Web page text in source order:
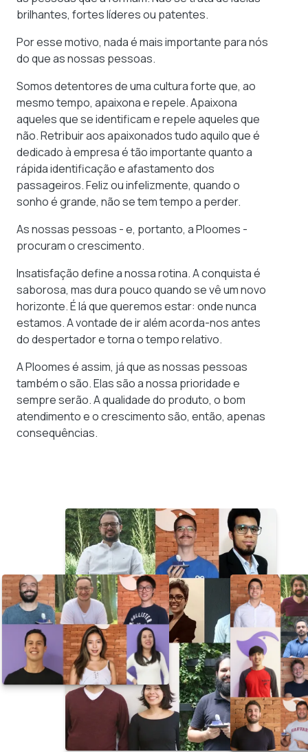
brilhantes, fortes líderes ou patentes.
Por esse motivo, nada é mais importante para nós
do que as nossas pessoas.
Somos detentores de uma cultura forte que, ao
mesmo tempo, apaixona e repele. Apaixona
aqueles que se identificam e repele aqueles que
não. Retribuir aos apaixonados tudo aquilo que é
dedicado à empresa é tão importante quanto a
rápida identificação e afastamento dos
passageiros. Feliz ou infelizmente, quando o
sonho é grande, não se tem tempo a perder.
As nossas pessoas - e, portanto, a Ploomes -
procuram o crescimento.
Insatisfação define a nossa rotina. A conquista é
saborosa, mas dura pouco quando se vê um novo
horizonte. É lá que queremos estar: onde nunca
estamos. A vontade de ir além acorda-nos antes
do despertador e torna o tempo relativo.
A Ploomes é assim, já que as nossas pessoas
também o são. Elas são a nossa prioridade e
sempre serão. A qualidade do produto, o bom
atendimento e o crescimento são, então, apenas
consequências.